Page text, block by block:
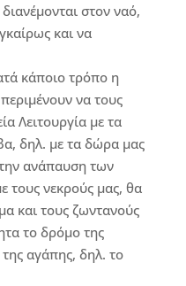
στον ναό,
και να
κάποιο τρόπο η
να τους
Λειτουργία με τα
δηλ. με τα δώρα μας
ανάπαυση των
τους νεκρούς μας, θα
και τους ζωντανούς
το δρόμο της
της αγάπης, δηλ. το